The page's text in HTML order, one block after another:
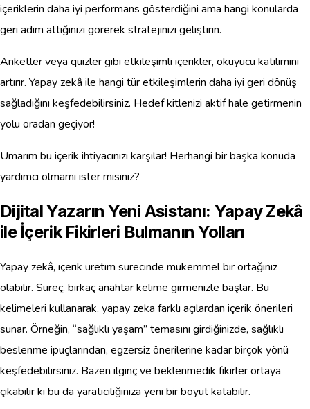
içeriklerin daha iyi performans gösterdiğini ama hangi konularda
geri adım attığınızı görerek stratejinizi geliştirin.
Anketler veya quizler gibi etkileşimli içerikler, okuyucu katılımını
artırır. Yapay zekâ ile hangi tür etkileşimlerin daha iyi geri dönüş
sağladığını keşfedebilirsiniz. Hedef kitlenizi aktif hale getirmenin
yolu oradan geçiyor!
Umarım bu içerik ihtiyacınızı karşılar! Herhangi bir başka konuda
yardımcı olmamı ister misiniz?
Dijital Yazarın Yeni Asistanı: Yapay Zekâ
ile İçerik Fikirleri Bulmanın Yolları
Yapay zekâ, içerik üretim sürecinde mükemmel bir ortağınız
olabilir. Süreç, birkaç anahtar kelime girmenizle başlar. Bu
kelimeleri kullanarak, yapay zeka farklı açılardan içerik önerileri
sunar. Örneğin, “sağlıklı yaşam” temasını girdiğinizde, sağlıklı
beslenme ipuçlarından, egzersiz önerilerine kadar birçok yönü
keşfedebilirsiniz. Bazen ilginç ve beklenmedik fikirler ortaya
çıkabilir ki bu da yaratıcılığınıza yeni bir boyut katabilir.